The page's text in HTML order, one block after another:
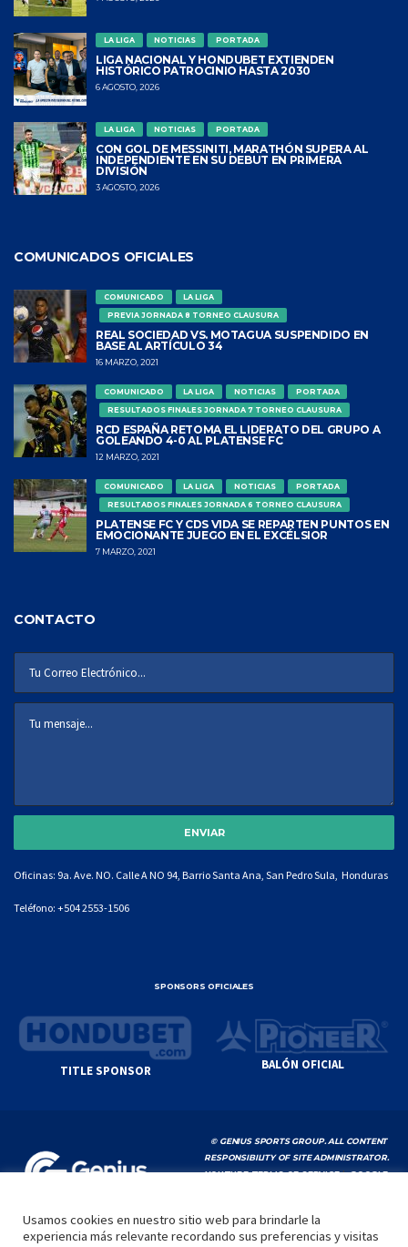
LA LIGA NOTICIAS PORTADA
LIGA NACIONAL Y HONDUBET EXTIENDEN
HISTÓRICO PATROCINIO HASTA 2030
6 AGOSTO, 2026
LA LIGA NOTICIAS PORTADA
CON GOL DE MESSINITI, MARATHÓN SUPERA AL
INDEPENDIENTE EN SU DEBUT EN PRIMERA
DIVISIÓN
3 AGOSTO, 2026
COMUNICADOS OFICIALES
COMUNICADO
LA LIGA
PREVIA JORNADA 8 TORNEO CLAUSURA
REAL SOCIEDAD VS. MOTAGUA SUSPENDIDO EN
BASE AL ARTÍCULO 34
16 MARZO, 2021
COMUNICADO LA LIGA NOTICIAS
PORTADA
RESULTADOS FINALES JORNADA 7 TORNEO CLAUSURA
RCD ESPAÑA RETOMA EL LIDERATO DEL GRUPO A
GOLEANDO 4-0 AL PLATENSE FC
12 MARZO, 2021
COMUNICADO LA LIGA NOTICIAS
PORTADA
RESULTADOS FINALES JORNADA 6 TORNEO CLAUSURA
PLATENSE FC Y CDS VIDA SE REPARTEN PUNTOS EN
EMOCIONANTE JUEGO EN EL EXCÉLSIOR
7 MARZO, 2021
CONTACTO
Oficinas: 9a. Ave. NO. Calle A NO 94, Barrio Santa Ana, San Pedro Sula, Honduras
Teléfono: +504 2553-1506
SPONSORS OFICIALES
TITLE SPONSOR BALÓN OFICIAL
© GENIUS SPORTS GROUP. ALL CONTENT
RESPONSIBILITY OF SITE ADMINISTRATOR.
YOUTUBE TERMS OF SERVICE|GOOGLE
INICIO LA LIGA VIDEOS MEDIA CONTACTO
Usamos cookies en nuestro sitio web para brindarle la
experiencia más relevante recordando sus preferencias y visitas